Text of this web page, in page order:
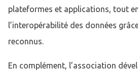
plateformes et applications, tout
l’interopérabilité des données
reconnus.
En complément, l’association